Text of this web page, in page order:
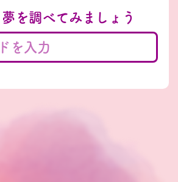
を調べてみましょう